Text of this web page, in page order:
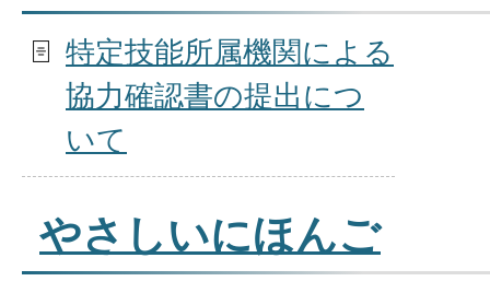
特定技能所属機関による
協力確認書の提出につ
いて
やさしいにほんご